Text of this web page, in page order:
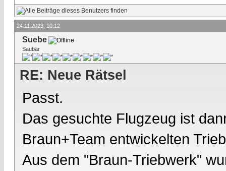
24.11.2023, 10:12
Suebe
Saubär
RE: Neue Rätsel
Passt.
Das gesuchte Flugzeug ist
Braun+Team entwickelten
Aus dem "Braun-Triebwerk"